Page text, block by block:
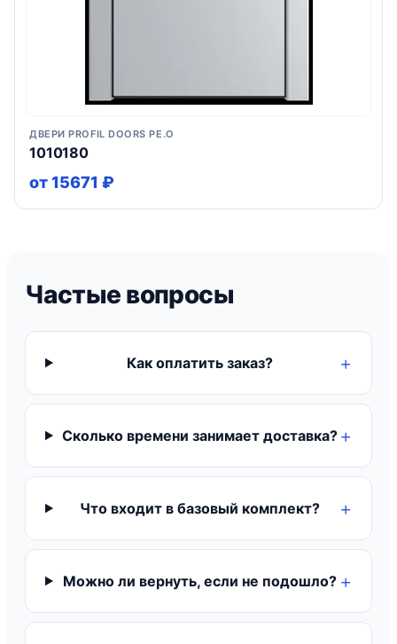
ДВЕРИ PROFIL DOORS PE.O
1010180
от 15671 ₽
Частые вопросы
Как оплатить заказ?
Сколько времени занимает доставка?
Что входит в базовый комплект?
Можно ли вернуть, если не подошло?